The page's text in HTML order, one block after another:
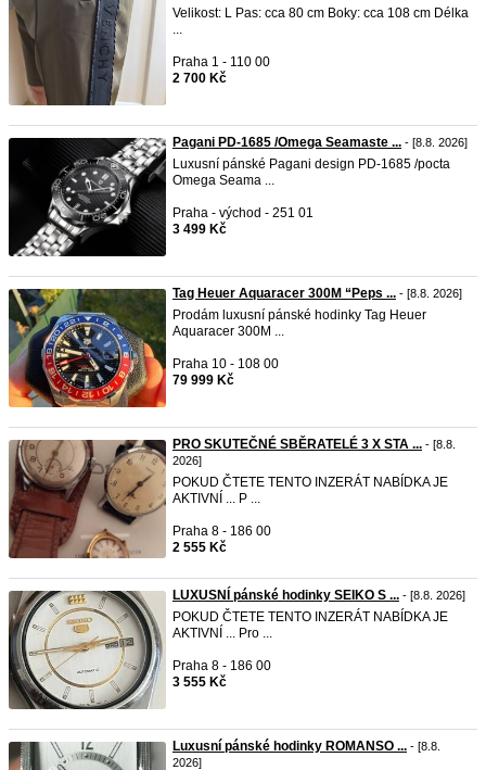
Velikost: L Pas: cca 80 cm Boky: cca 108 cm Délka
...
Praha 1 - 110 00
2 700 Kč
Pagani PD-1685 /Omega Seamaste ... - [8.8. 2026]
Luxusní pánské Pagani design PD-1685 /pocta
Omega Seama ...
Praha - východ - 251 01
3 499 Kč
Tag Heuer Aquaracer 300M “Peps ... - [8.8. 2026]
Prodám luxusní pánské hodinky Tag Heuer
Aquaracer 300M ...
Praha 10 - 108 00
79 999 Kč
PRO SKUTEČNÉ SBĚRATELÉ 3 X STA ... - [8.8.
2026]
POKUD ČTETE TENTO INZERÁT NABÍDKA JE
AKTIVNÍ ... P ...
Praha 8 - 186 00
2 555 Kč
LUXUSNÍ pánské hodinky SEIKO S ... - [8.8. 2026]
POKUD ČTETE TENTO INZERÁT NABÍDKA JE
AKTIVNÍ ... Pro ...
Praha 8 - 186 00
3 555 Kč
Luxusní pánské hodinky ROMANSO ... - [8.8.
2026]